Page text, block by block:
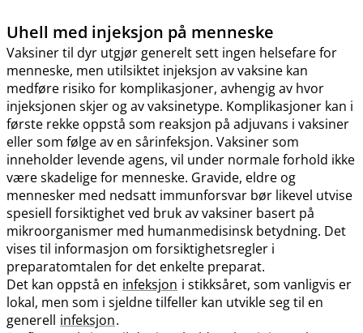
Uhell med injeksjon på menneske
Vaksiner til dyr utgjør generelt sett ingen helsefare for
menneske, men utilsiktet injeksjon av vaksine kan
medføre risiko for komplikasjoner, avhengig av hvor
injeksjonen skjer og av vaksinetype. Komplikasjoner kan i
første rekke oppstå som reaksjon på adjuvans i vaksiner
eller som følge av en sårinfeksjon. Vaksiner som
inneholder levende agens, vil under normale forhold ikke
være skadelige for menneske. Gravide, eldre og
mennesker med nedsatt immunforsvar bør likevel utvise
spesiell forsiktighet ved bruk av vaksiner basert på
mikroorganismer med humanmedisinsk betydning. Det
vises til informasjon om forsiktighetsregler i
preparatomtalen for det enkelte preparat.
Det kan oppstå en infeksjon i stikksåret, som vanligvis er
lokal, men som i sjeldne tilfeller kan utvikle seg til en
generell infeksjon.